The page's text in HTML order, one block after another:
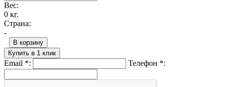
Вес:
0 кг.
Страна:
-
В корзину
Купить в 1 клик
Email *: Телефон *: